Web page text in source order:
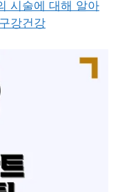
시술에 대해 알아
강건강